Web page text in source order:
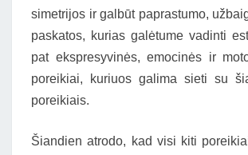
simetrijos ir galbūt paprastumo,
paskatos, kurias galėtume vadinti
pat ekspresyvinės, emocinės ir
poreikiai, kuriuos galima sieti su
poreikiais.
Šiandien atrodo, kad visi kiti